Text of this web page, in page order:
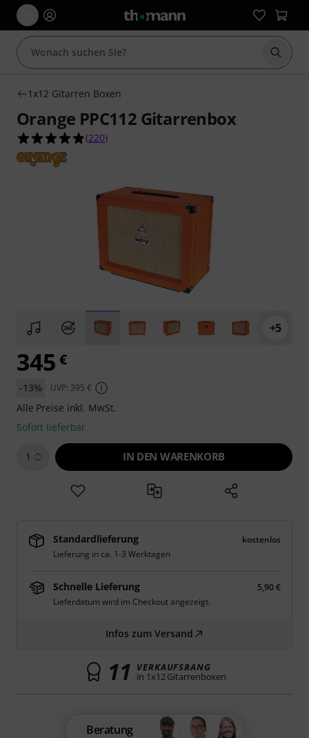
Suche
1x12 Gitarren Boxen
Orange PPC112 Gitarrenbox
4.8 von 5 Sternen aus 220 Kundenbewertungen
(220)
+5
345 €
-13% UVP: 395 €
Alle Preise inkl. MwSt.
Sofort lieferbar
1 IN DEN WARENKORB
Standardlieferung
kostenlos
Lieferung in ca. 1-3 Werktagen
Schnelle Lieferung
5,90 €
Lieferdatum wird im Checkout angezeigt.
Infos zum Versand
11 VERKAUFSRANG
in 1x12 Gitarrenboxen
Beratung